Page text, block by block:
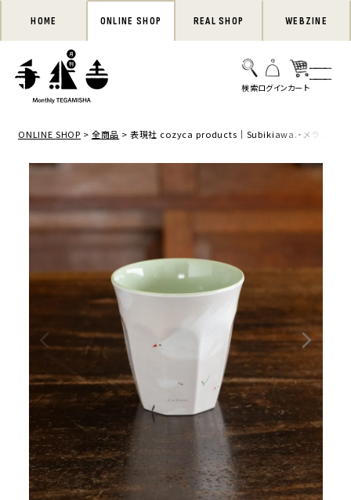
HOME ONLINE SHOP REAL SHOP WEBZINE
ONLINE SHOP 全商品 表現社 cozyca products｜Subikiawa.・メラミン食器/